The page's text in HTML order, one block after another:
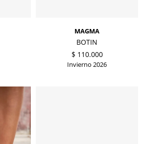
MAGMA
BOTIN
$ 110.000
Invierno 2026